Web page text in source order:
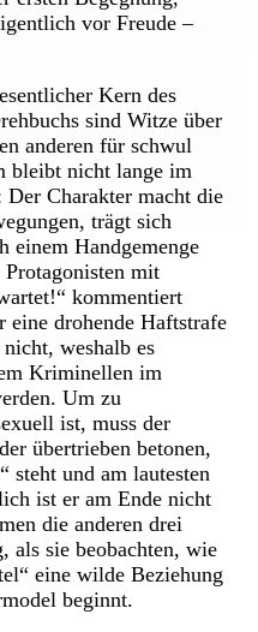
vor Freude –
Kern des
sind Witze über
anderen für schwul
bleibt nicht lange im
Charakter macht die
trägt sich
einem Handgemenge
mit
kommentiert
drohende Haftstrafe
weshalb es
Kriminellen im
Um zu
ist, muss der
übertrieben betonen,
steht und am lautesten
ist er am Ende nicht
die anderen drei
als sie beobachten, wie
eine wilde Beziehung
beginnt.